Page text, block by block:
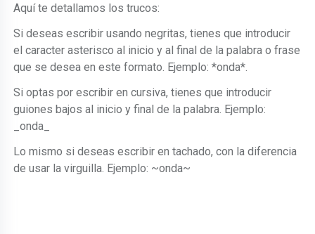
Aquí te detallamos los trucos:
Si deseas escribir usando negritas, tienes que introducir
el caracter asterisco al inicio y al final de la palabra o frase
que se desea en este formato. Ejemplo: *onda*.
Si optas por escribir en cursiva, tienes que introducir
guiones bajos al inicio y final de la palabra. Ejemplo:
_onda_
Lo mismo si deseas escribir en tachado, con la diferencia
de usar la virguilla. Ejemplo: ~onda~